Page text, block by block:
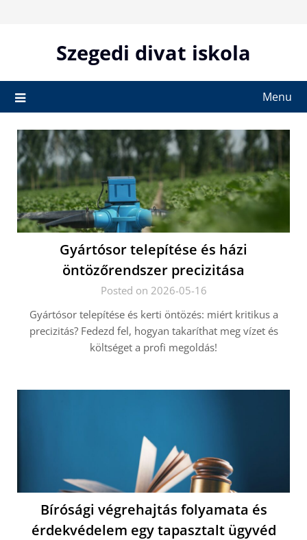
Szegedi divat iskola
Menu
Gyártósor telepítése és házi
öntözőrendszer precizitása
Posted on 2026-05-16
Gyártósor telepítése és kerti öntözés: miért kritikus a
precizitás? Fedezd fel, hogyan takaríthat meg vízet és
költséget a profi megoldás!
Bírósági végrehajtás folyamata és
érdekvédelem egy tapasztalt ügyvéd